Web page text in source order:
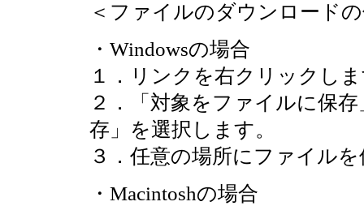
＜ファイルのダウンロード
・Windowsの場合
１．リンクを右クリックし
２．「対象をファイルに保
存」を選択します。
３．任意の場所にファイル
・Macintoshの場合